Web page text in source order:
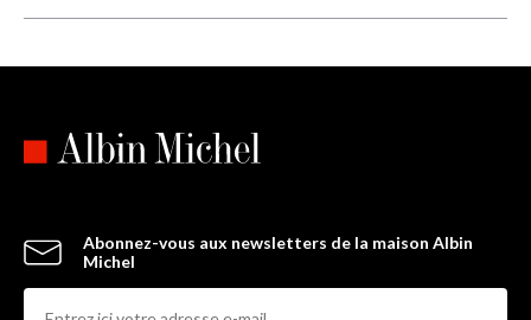
Abonnez-vous aux newsletters de la maison Albin
Michel